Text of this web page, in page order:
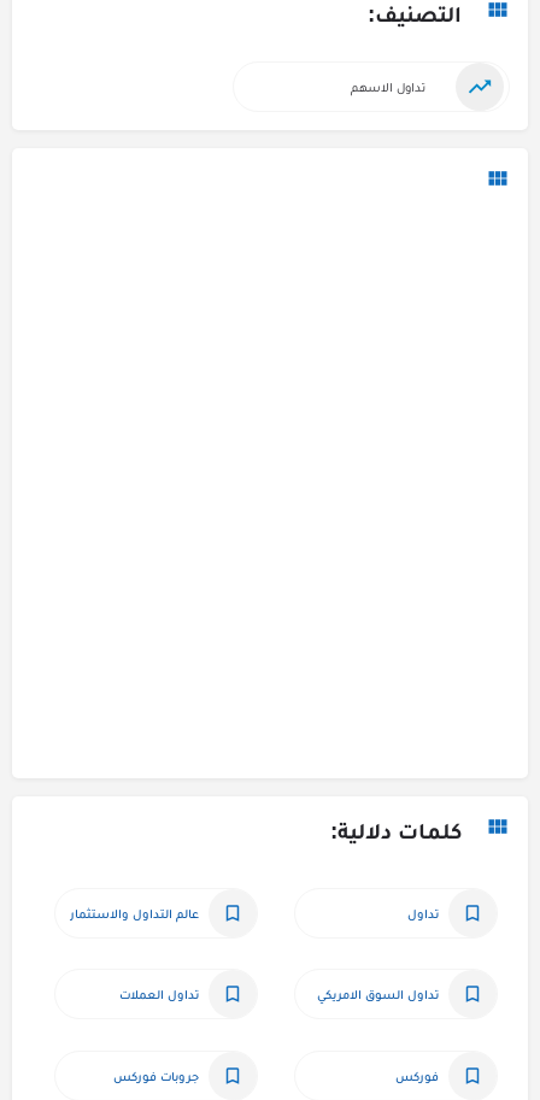
التصنيف:
تداول الاسهم
كلمات دلالية:
تداول عالم التداول والاستثمار
تداول السوق الامريكي تداول العملات
فوركس جروبات فوركس